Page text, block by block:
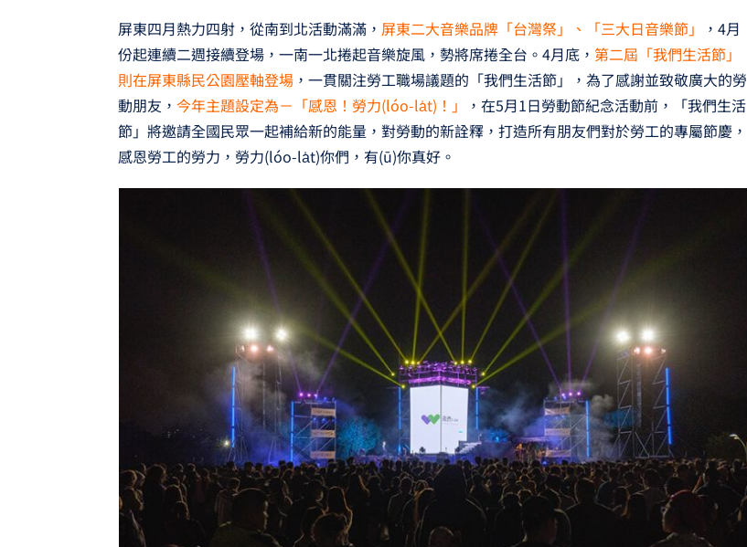
屏東四月熱力四射，從南到北活動滿滿， 屏東二大音樂品牌「台灣祭」、「三大日音樂節」
，4月
份起連續二週接續登場，一南一北捲起音樂旋風，勢將席捲全台。4月底， 第二屆「我們生活節」
則在屏東縣民公園壓軸登場，一貫關注勞工職場議題的「我們生活節」，為了感謝並致敬廣大的勞
動朋友， 今年主題設定為－「感恩！勞力(lóo-la̍t)！」
，在5月1日勞動節紀念活動前，「我們生活
節」將邀請全國民眾一起補給新的能量，對勞動的新詮釋，打造所有朋友們對於勞工的專屬節慶，
感恩勞工的勞力，勞力(lóo-la̍t)你們，有(ū)你真好。